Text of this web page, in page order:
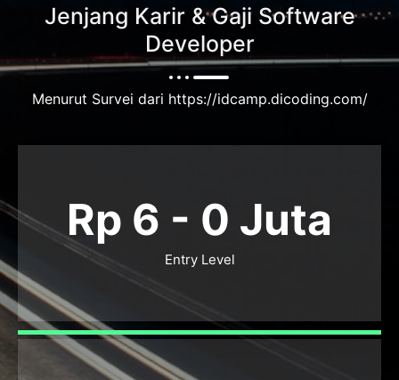
Jenjang Karir & Gaji Software
Developer
Menurut Survei dari https://idcamp.dicoding.com/
Rp 6 - 0 Juta
Entry Level